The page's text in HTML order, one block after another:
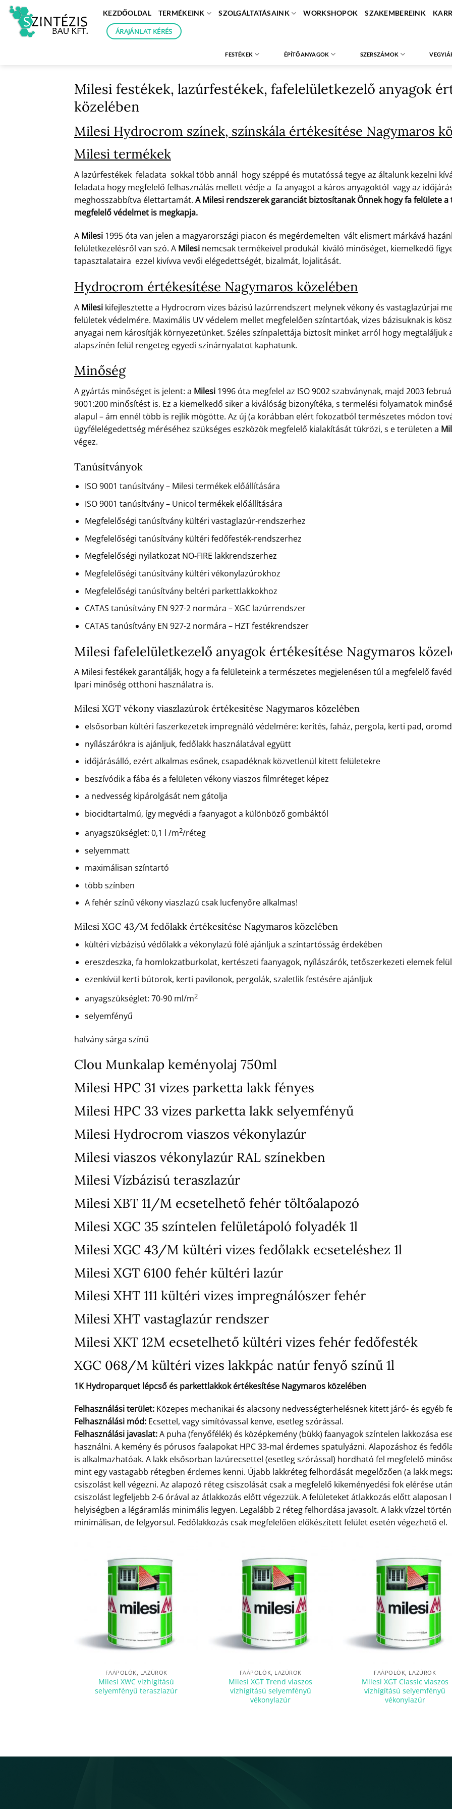
Skip
content
KEZDŐOLDAL TERMÉKEINK SZOLGÁLTATÁSAINK WORKSHOPOK SZAKEMBEREINK
ÁRAJÁNLAT KÉRÉS
FESTÉKEK ÉPÍTŐANYAGOK SZERSZÁMOK
Milesi festékek, lazúrfestékek, fafelelületkezelő anyagok
közelében
Milesi Hydrocrom színek, színskála értékesítése Nagymaros
Milesi termékek
A lazúrfestékek feladata sokkal több annál hogy széppé és mutatóssá tegye az általunk kezelni
feladata hogy megfelelő felhasználás mellett védje a fa anyagot a káros anyagoktól vagy az
meghosszabbítva élettartamát. A Milesi rendszerek garanciát biztosítanak Önnek hogy fa felülete
megfelelő védelmet is megkapja.
A Milesi 1995 óta van jelen a magyarországi piacon és megérdemelten vált elismert márkává
felületkezelésről van szó. A Milesi nemcsak termékeivel produkál kiváló minőséget, kiemelkedő
tapasztalataira ezzel kivívva vevői elégedettségét, bizalmát, lojalitását.
Hydrocrom értékesítése Nagymaros közelében
A Milesi kifejlesztette a Hydrocrom vizes bázisú lazúrrendszert melynek vékony és vastaglazúrjai
felületek védelmére. Maximális UV védelem mellet megfelelően színtartóak, vizes bázisuknak is
anyagai nem károsítják környezetünket. Széles színpalettája biztosít minket arról hogy megtaláljuk
alapszínén felül rengeteg egyedi színárnyalatot kaphatunk.
Minőség
A gyártás minőséget is jelent: a Milesi 1996 óta megfelel az ISO 9002 szabványnak, majd 2003
9001:200 minősítést is. Ez a kiemelkedő siker a kiválóság bizonyítéka, s termelési folyamatok
alapul – ám ennél több is rejlik mögötte. Az új (a korábban elért fokozatból természetes módon
ügyfélelégedettség méréséhez szükséges eszközök megfelelő kialakítását tükrözi, s e területen a
végez.
Tanúsítványok
ISO 9001 tanúsítvány – Milesi termékek előállítására
ISO 9001 tanúsítvány – Unicol termékek előállítására
Megfelelőségi tanúsítvány kültéri vastaglazúr-rendszerhez
Megfelelőségi tanúsítvány kültéri fedőfesték-rendszerhez
Megfelelőségi nyilatkozat NO-FIRE lakkrendszerhez
Megfelelőségi tanúsítvány kültéri vékonylazúrokhoz
Megfelelőségi tanúsítvány beltéri parkettlakkokhoz
CATAS tanúsítvány EN 927-2 normára – XGC lazúrrendszer
CATAS tanúsítvány EN 927-2 normára – HZT festékrendszer
Milesi fafelelületkezelő anyagok értékesítése Nagymaros
A Milesi festékek garantálják, hogy a fa felületeink a természetes megjelenésen túl a megfelelő
Ipari minőség otthoni használatra is.
Milesi XGT vékony viaszlazúrok értékesítése Nagymaros közelében
elsősorban kültéri faszerkezetek impregnáló védelmére: kerítés, faház, pergola, kerti pad,
nyílászárókra is ajánljuk, fedőlakk használatával együtt
időjárásálló, ezért alkalmas esőnek, csapadéknak közvetlenül kitett felületekre
beszívódik a fába és a felületen vékony viaszos filmréteget képez
a nedvesség kipárolgását nem gátolja
biocidtartalmú, így megvédi a faanyagot a különböző gombáktól
anyagszükséglet: 0,1 l /m2/réteg
selyemmatt
maximálisan színtartó
több színben
A fehér színű vékony viaszlazú csak lucfenyőre alkalmas!
Milesi XGC 43/M fedőlakk értékesítése Nagymaros közelében
kültéri vízbázisú védőlakk a vékonylazú fölé ajánljuk a színtartósság érdekében
ereszdeszka, fa homlokzatburkolat, kertészeti faanyagok, nyílászárók, tetőszerkezeti elemek
ezenkívül kerti bútorok, kerti pavilonok, pergolák, szaletlik festésére ajánljuk
anyagszükséglet: 70-90 ml/m2
selyemfényű
halvány sárga színű
Clou Munkalap keményolaj 750ml
Milesi HPC 31 vizes parketta lakk fényes
Milesi HPC 33 vizes parketta lakk selyemfényű
Milesi Hydrocrom viaszos vékonylazúr
Milesi viaszos vékonylazúr RAL színekben
Milesi Vízbázisú teraszlazúr
Milesi XBT 11/M ecsetelhető fehér töltőalapozó
Milesi XGC 35 színtelen felületápoló folyadék 1l
Milesi XGC 43/M kültéri vizes fedőlakk ecseteléshez 1l
Milesi XGT 6100 fehér kültéri lazúr
Milesi XHT 111 kültéri vizes impregnálószer fehér
Milesi XHT vastaglazúr rendszer
Milesi XKT 12M ecsetelhető kültéri vizes fehér fedőfesték
XGC 068/M kültéri vizes lakkpác natúr fenyő színű 1l
1K Hydroparquet lépcső és parkettlakkok értékesítése Nagymaros közelében
Felhasználási terület: Közepes mechanikai és alacsony nedvességterhelésnek kitett járó- és egyéb
Felhasználási mód: Ecsettel, vagy simítóvassal kenve, esetleg szórással.
Felhasználási javaslat:A puha (fenyőfélék) és középkemény (bükk) faanyagok színtelen lakkozása
használni. A kemény és pórusos faalapokat HPC 33-mal érdemes spatulyázni. Alapozáshoz és
is alkalmazhatóak. A lakk elsősorban lazúrecsettel (esetleg szórással) hordható fel megfelelő
mint egy vastagabb rétegben érdemes kenni. Újabb lakkréteg felhordását megelőzően (a lakk
csiszolást kell végezni. Az alapozó réteg csiszolását csak a megfelelő kikeményedési fok elérése
csiszolást legfeljebb 2-6 órával az átlakkozás előtt végezzük. A felületeket átlakkozás előtt
helyiségben a légáramlás minimális legyen. Legalább 2 réteg felhordása javasolt. A lakk vízzel
minimálisan, de felgyorsul. Fedőlakkozás csak megfelelően előkészített felület esetén végezhető el.
FAÁPOLÓK, LAZÚROK
Milesi XWC vízhígítású
selyemfényű teraszlazúr
FAÁPOLÓK, LAZÚROK
Milesi XGT Trend viaszos
vízhígítású selyemfényû
vékonylazúr
FAÁPOLÓK, LAZÚROK
Milesi XGT Classic viaszos
vízhígítású selyemfényű
vékonylazúr